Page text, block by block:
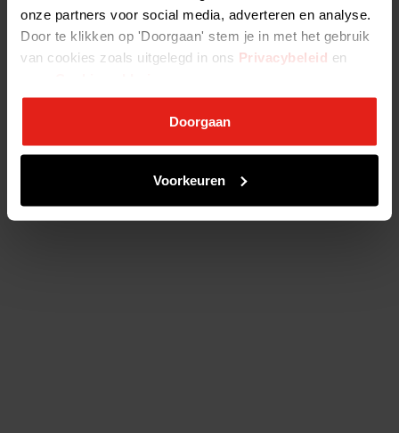
onze partners voor social media, adverteren en analyse.
Door te klikken op 'Doorgaan' stem je in met het gebruik
van cookies zoals uitgelegd in ons Privacybeleid en
Doorgaan
Voorkeuren
(geassocieerde) leden van de NVP).